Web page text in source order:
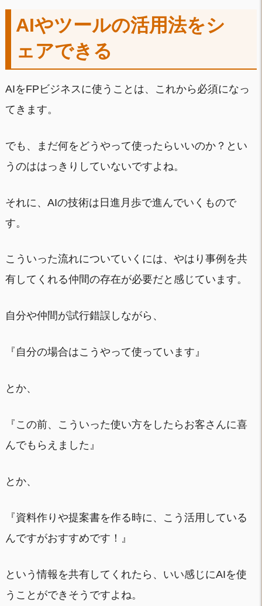
AIやツールの活用法をシ
ェアできる
AIをFPビジネスに使うことは、これから必須になっ
てきます。
でも、まだ何をどうやって使ったらいいのか？とい
うのははっきりしていないですよね。
それに、AIの技術は日進月歩で進んでいくもので
す。
こういった流れについていくには、やはり事例を共
有してくれる仲間の存在が必要だと感じています。
自分や仲間が試行錯誤しながら、
『自分の場合はこうやって使っています』
とか、
『この前、こういった使い方をしたらお客さんに喜
んでもらえました』
とか、
『資料作りや提案書を作る時に、こう活用している
んですがおすすめです！』
という情報を共有してくれたら、いい感じにAIを使
うことができそうですよね。